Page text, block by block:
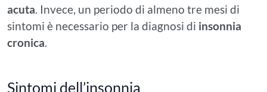
acuta. Invece, un periodo di almeno tre mesi di
sintomi è necessario per la diagnosi di insonnia
cronica.
Sintomi dell’insonnia